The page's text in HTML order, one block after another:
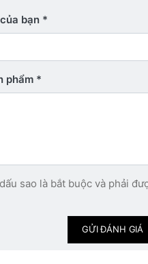
bạn
phẩm
sao là bắt buộc và phải
GỬI ĐÁNH GIÁ